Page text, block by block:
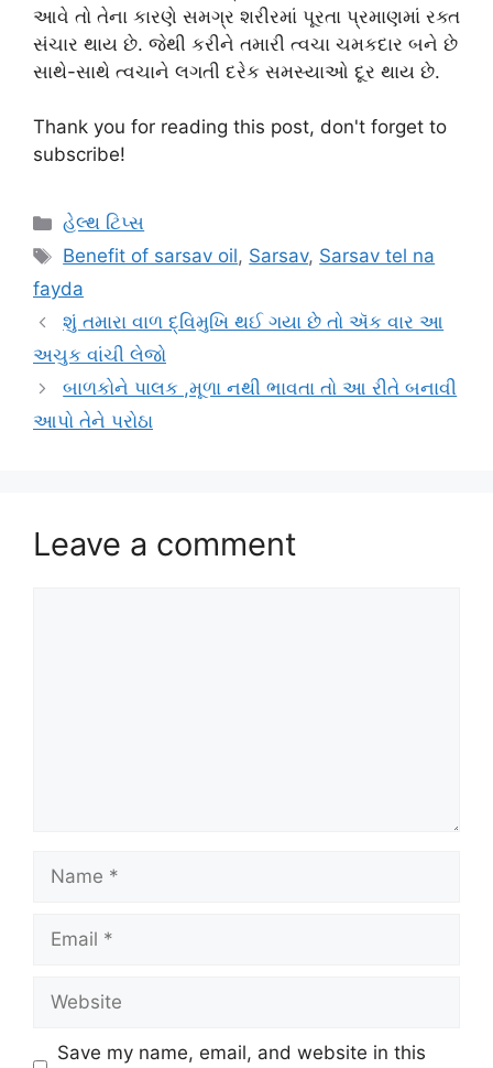
આવે તો તેના કારણે સમગ્ર શરીરમાં પૂરતા પ્રમાણમાં રક્ત
સંચાર થાય છે. જેથી કરીને તમારી ત્વચા ચમકદાર બને છે
સાથે-સાથે ત્વચાને લગતી દરેક સમસ્યાઓ દૂર થાય છે.
Thank you for reading this post, don't forget to
subscribe!
Categories
હેલ્થ ટિપ્સ
Tags
Benefit of sarsav oil, Sarsav, Sarsav tel na
fayda
શું તમારા વાળ દ્વિમુખિ થઈ ગયા છે તો ઍક વાર આ
અચુક વાંચી લેજો
બાળકોને પાલક ,મૂળા નથી ભાવતા તો આ રીતે બનાવી
આપો તેને પરોઠા
Leave a comment
Name
Email
Website
Save my name, email, and website in this